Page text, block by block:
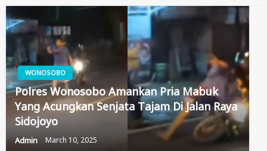
WONOSOBO
Polres Wonosobo Amankan Pria Mabuk
Yang Acungkan Senjata Tajam Di Jalan Raya
Sidojoyo
Admin March 10, 2025